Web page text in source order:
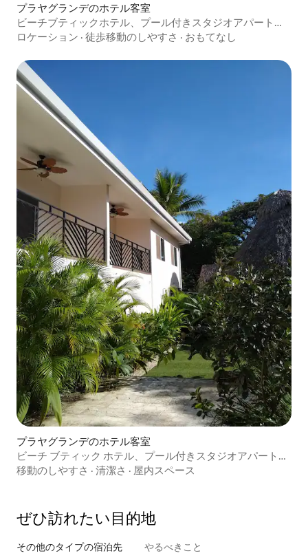
プラヤグランデのホテル客室
ビーチブティックホテル、プール付きスタジオアパートメ
ント#2
ロケーション · 徒歩移動のしやすさ · おもてなし
プラヤグランデのホテル客室
ビーチ ブティック ホテル、プール付きスタジオアパートメ
ント7号
移動のしやすさ · 清潔さ · 屋内スペース
ぜひ訪⁠れ⁠た⁠い目⁠的⁠地
その他のタ⁠イ⁠プ⁠の宿⁠泊⁠先 やるべきこと